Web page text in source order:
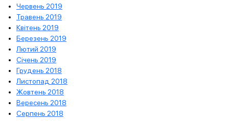
Червень 2019
Травень 2019
Квітень 2019
Березень 2019
Лютий 2019
Січень 2019
Грудень 2018
Листопад 2018
Жовтень 2018
Вересень 2018
Серпень 2018